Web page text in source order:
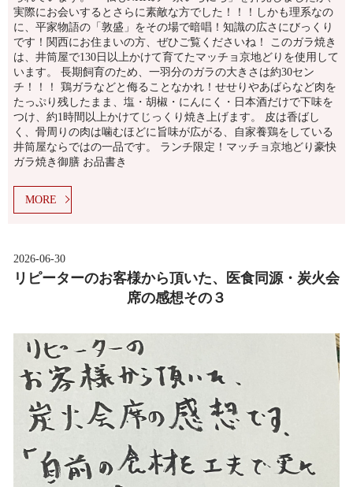
実際にお会いするとさらに素敵な方でした！！！しかも理系なの
に、平家物語の「敦盛」をその場で暗唱！知識の広さにびっくり
です！関西にお住まいの方、ぜひご覧くださいね！ このガラ焼き
は、井筒屋で130日以上かけて育てたマッチョ京地どりを使用して
います。 長期飼育のため、一羽分のガラの大きさは約30セン
チ！！！ 鶏ガラなどと侮ることなかれ！せせりやあばらなど肉を
たっぷり残したまま、塩・胡椒・にんにく・日本酒だけで下味を
つけ、約1時間以上かけてじっくり焼き上げます。 皮は香ばし
く、骨周りの肉は噛むほどに旨味が広がる、自家養鶏をしている
井筒屋ならではの一品です。 ランチ限定！マッチョ京地どり豪快
ガラ焼き御膳 お品書き
MORE
2026-06-30
リピーターのお客様から頂いた、医食同源・炭火会
席の感想その３